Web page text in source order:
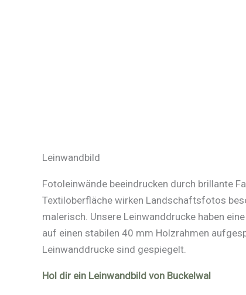
Leinwandbild
Fotoleinwände beeindrucken durch brillante
Textiloberfläche wirken Landschaftsfotos
malerisch. Unsere Leinwanddrucke haben
auf einen stabilen 40 mm Holzrahmen
Leinwanddrucke sind gespiegelt.
Hol dir ein Leinwandbild von Buckelwal